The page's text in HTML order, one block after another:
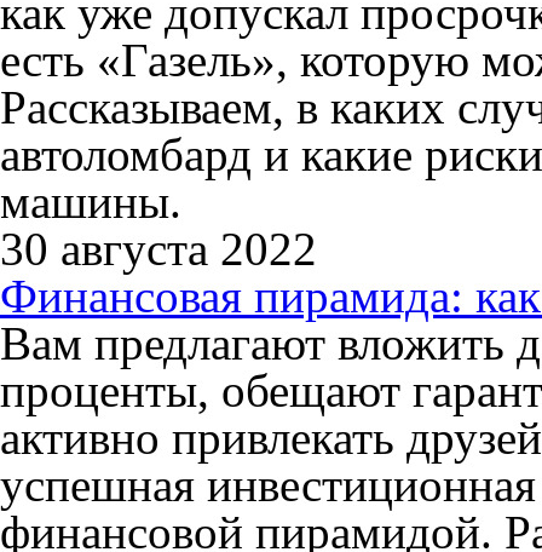
как уже допускал
есть «Газель», которую
Рассказываем, в каких
автоломбард и какие
машины.
30 августа 2022
Финансовая пирамида: как
Вам предлагают вложить
проценты, обещают
активно привлекать
успешная
финансовой пирамидой.